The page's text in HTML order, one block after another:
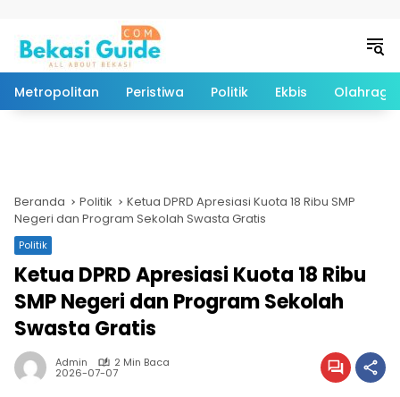
Metropolitan Peristiwa Politik Ekbis Olahraga
Beranda Politik
Ketua DPRD Apresiasi Kuota 18 Ribu SMP
Negeri dan Program Sekolah Swasta Gratis
Politik
Ketua DPRD Apresiasi Kuota 18 Ribu
SMP Negeri dan Program Sekolah
Swasta Gratis
Admin 2 Min Baca
2026-07-07